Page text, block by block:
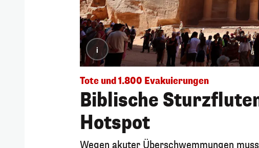
i
Tote und 1.800 Evakuierungen
Biblische
Hotspot
Wegen akuter Überschwemmungen